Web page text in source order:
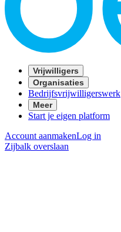
Vrijwilligers
Organisaties
Bedrijfsvrijwilligerswerk
Meer
Start je eigen platform
Account aanmakenLog in
Zijbalk overslaan